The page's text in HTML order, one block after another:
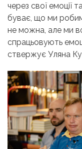
через свої емоції
буває, що ми
не можна, але ми
спрацьовують
ствержує Уляна